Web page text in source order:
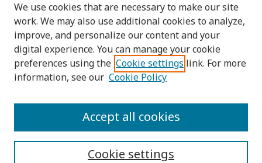
Browse
Collections
Disciplines
Authors
We use cookies that are necessary to make our site
work. We may also use additional cookies to analyze,
improve, and personalize our content and your
digital experience. You can manage your cookie
preferences using the Cookie settings link. For more
information, see our Cookie Policy
Cookie settings
Accept all cookies